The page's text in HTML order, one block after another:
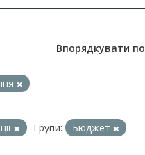
Впорядкувати по
Групи: Бюджет